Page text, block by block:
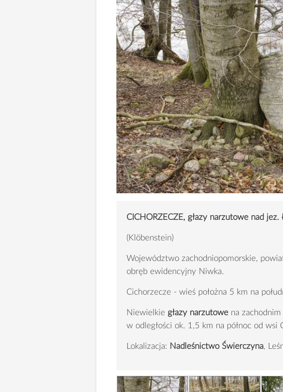
CICHORZECZE, głazy narzutowe nad jez.
(Klöbenstein)
Województwo zachodniopomorskie,
obręb ewidencyjny Niwka.
Cichorzecze - wieś położna 5 km na
Niewielkie głazy narzutowe na
w odległości ok. 1,5 km na północ od wsi
Lokalizacja: Nadleśnictwo Świerczyna,